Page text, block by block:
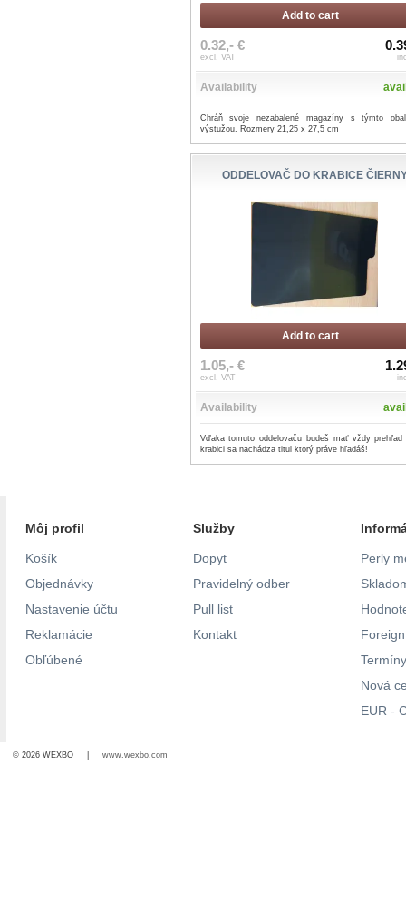
Add to cart
0.32,- €
excl. VAT
Availability
Chráň svoje nezabalené magazíny s týmto
výstužou. Rozmery 21,25 x 27,5 cm
ODDELOVAČ DO KRABICE
Add to cart
1.05,- €
excl. VAT
Availability
Vďaka tomuto oddelovaču budeš mať vždy
krabici sa nachádza titul ktorý práve hľadáš!
Môj profil
Košík
Objednávky
Nastavenie účtu
Reklamácie
Obľúbené
Služby
Dopyt
Pravidelný odber
Pull list
Kontakt
Perly
Nová
EUR -
© 2026 WEXBO | www.wexbo.com